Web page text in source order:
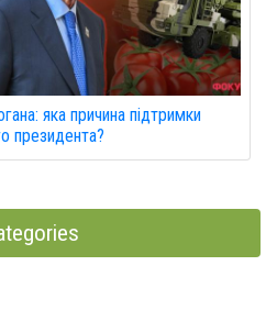
яка причина підтримки
президента?